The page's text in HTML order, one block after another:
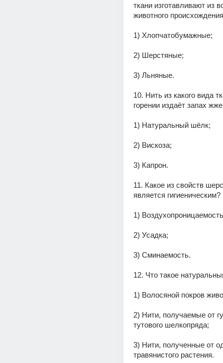
ткани изготавливают из
животного
1) Хлопчатобумажные;
2) Шерстяные;
3) Льняные.
10. Нить из какого вида
горении издаёт запах
1) Натуральный шёлк;
2) Вискоза;
3) Капрон.
11. Какое из свойств
является гигиеническим?
1)
2) Усадка;
3) Сминаемость.
12. Что такое
1) Волосяной покров
2) Нити, получаемые от
тутового шелкопряда;
3) Нити, полученные от
травянистого растения.